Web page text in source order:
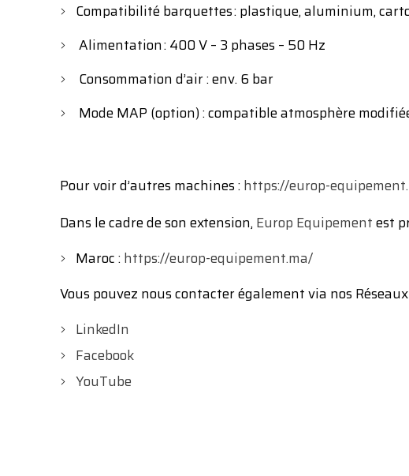
Compatibilité barquettes : plastique, aluminium,
Alimentation : 400 V – 3 phases – 50 Hz
Consommation d’air : env. 6 bar
Mode MAP (option) : compatible atmosphère
Pour voir d’autres machines :https://europ-
Dans le cadre de son extension,Europ Equipementest
Maroc :https://europ-equipement.ma/
Vous pouvez nous contacter également via nos
LinkedIn
Facebook
YouTube